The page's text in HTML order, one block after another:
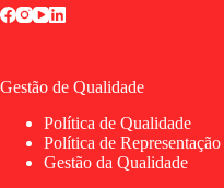
Gestão de Qualidade
Política de Qualidade
Política de Representação
Gestão da Qualidade